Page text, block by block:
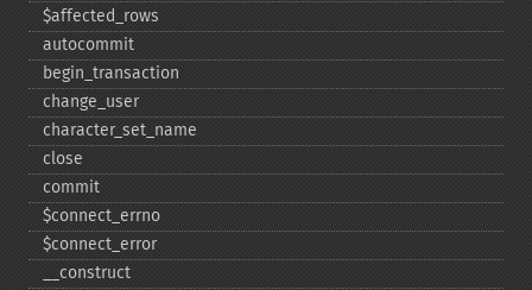
$affected_​rows
autocommit
begin_​transaction
change_​user
character_​set_​name
close
commit
$connect_​errno
$connect_​error
_​_​construct